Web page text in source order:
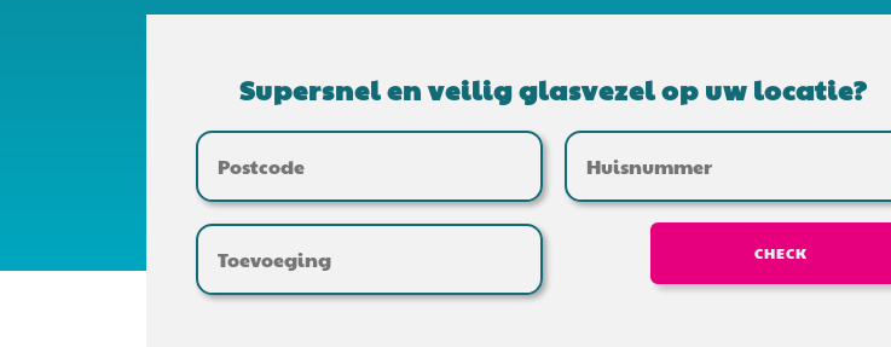
Supersnel en veilig glasvezel op uw locatie?
CHECK